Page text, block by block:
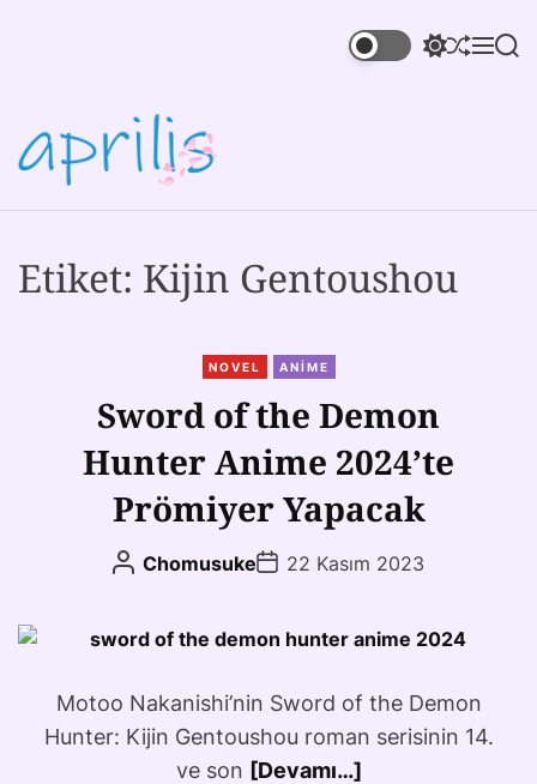
Etiket: Kijin Gentoushou
NOVEL ANIME
Sword of the Demon
Hunter Anime 2024’te
Prömiyer Yapacak
Chomusuke 22 Kasım 2023
Motoo Nakanishi’nin Sword of the Demon
Hunter: Kijin Gentoushou roman serisinin 14.
ve son [Devamı…]